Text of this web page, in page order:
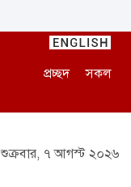
প্রচ্ছদ সকল
শুক্রবার, ৭ আগস্ট ২০২৬